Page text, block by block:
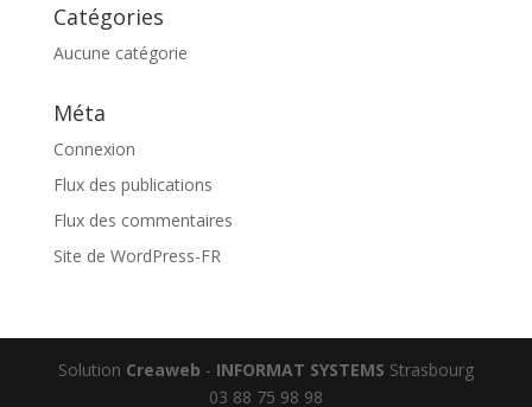
Catégories
Aucune catégorie
Méta
Connexion
Flux des publications
Flux des commentaires
Site de WordPress-FR
Solution Creaweb - INFORMAT SYSTEMS Strasbourg
03 88 75 98 98